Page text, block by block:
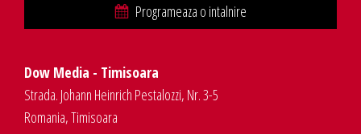
Programeaza o intalnire
Dow Media - Timisoara
Strada. Johann Heinrich Pestalozzi, Nr. 3-5
Romania, Timisoara